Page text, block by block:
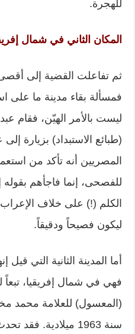
للهجرة.
المكان الثاني في شمال
ثم تفاعلت القضية إلى
فمسألة بقاء مدينة ما على
ليست بالأمر الهيّن، فقام
(طبائع الاستبداد) بزيارة
المصريين أنه تأكد من
للفصحى، إنما فاجأهم بقوله
الكلم (!) على خلاف
ليكون فصيحاً ودقيقاً.
أما المدينة الثانية التي
فهي في شمال إفريقيا،
(المعسول) للعلامة محمد
سنة 1963 ميلادية.